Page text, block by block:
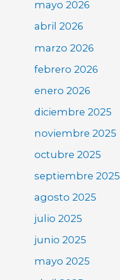
mayo 2026
abril 2026
marzo 2026
febrero 2026
enero 2026
diciembre 2025
noviembre 2025
octubre 2025
septiembre 2025
agosto 2025
julio 2025
junio 2025
mayo 2025